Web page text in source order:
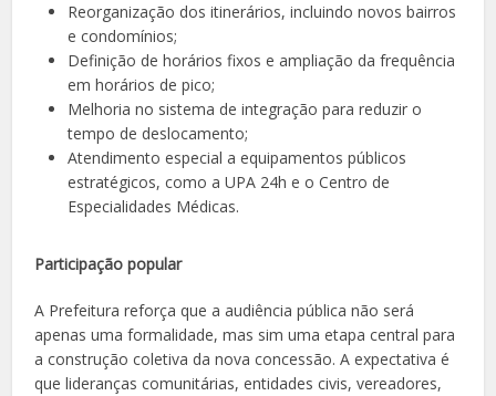
Reorganização dos itinerários, incluindo novos bairros
e condomínios;
Definição de horários fixos e ampliação da frequência
em horários de pico;
Melhoria no sistema de integração para reduzir o
tempo de deslocamento;
Atendimento especial a equipamentos públicos
estratégicos, como a UPA 24h e o Centro de
Especialidades Médicas.
Participação popular
A Prefeitura reforça que a audiência pública não será
apenas uma formalidade, mas sim uma etapa central para
a construção coletiva da nova concessão. A expectativa é
que lideranças comunitárias, entidades civis, vereadores,